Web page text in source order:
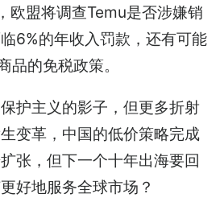
欧盟将调查Temu是否涉嫌销
6%的年收入罚款，还有可能
品的免税政策。
护主义的影子，但更多折射
变革，中国的低价策略完成
张，但下一个十年出海要回
好地服务全球市场？